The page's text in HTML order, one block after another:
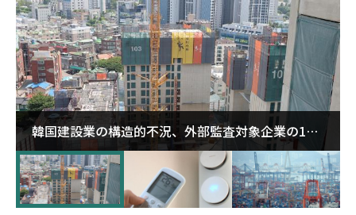
韓国建設業の構造的不況、外部監査対象企業の1割
超が「ゾンビ企業」に…5年で2.8倍増